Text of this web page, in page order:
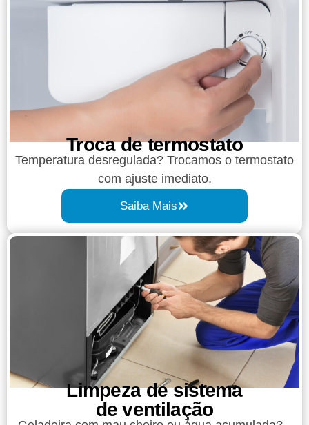
Troca de termostato
Temperatura desregulada? Trocamos o termostato
com ajuste imediato.
Saiba Mais
Limpeza de sistema
de ventilação